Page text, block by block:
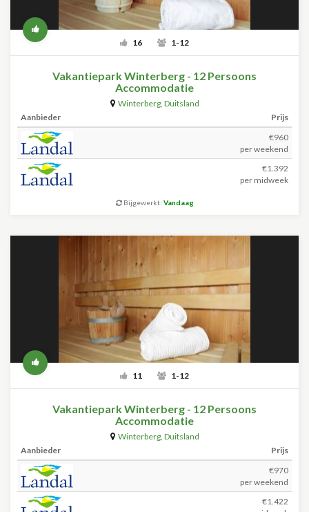
16 1-12
Vakantiepark Winterberg - 12 Persoons
Accommodatie
Winterberg, Duitsland
Aanbieder
Prijs
€960
per weekend
€1.392
per midweek
Bijgewerkt: Vandaag
11 1-12
Vakantiepark Winterberg - 12 Persoons
Accommodatie
Winterberg, Duitsland
Aanbieder
Prijs
€970
per weekend
€1.422